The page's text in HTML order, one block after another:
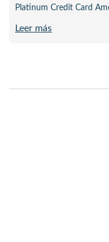
Platinum Credit Card
Leer más